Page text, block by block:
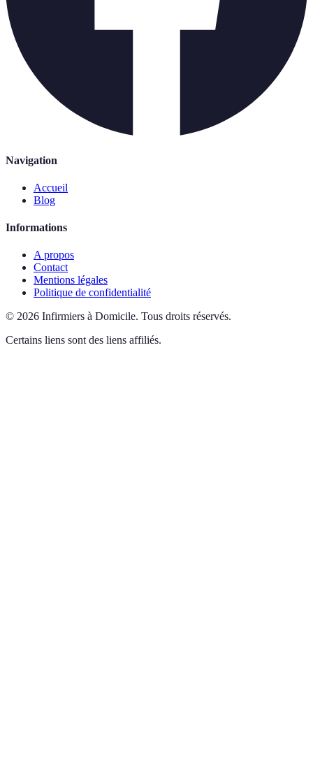
Navigation
Accueil
Blog
Informations
A propos
Contact
Mentions légales
Politique de confidentialité
© 2026 Infirmiers à Domicile. Tous droits réservés.
Certains liens sont des liens affiliés.